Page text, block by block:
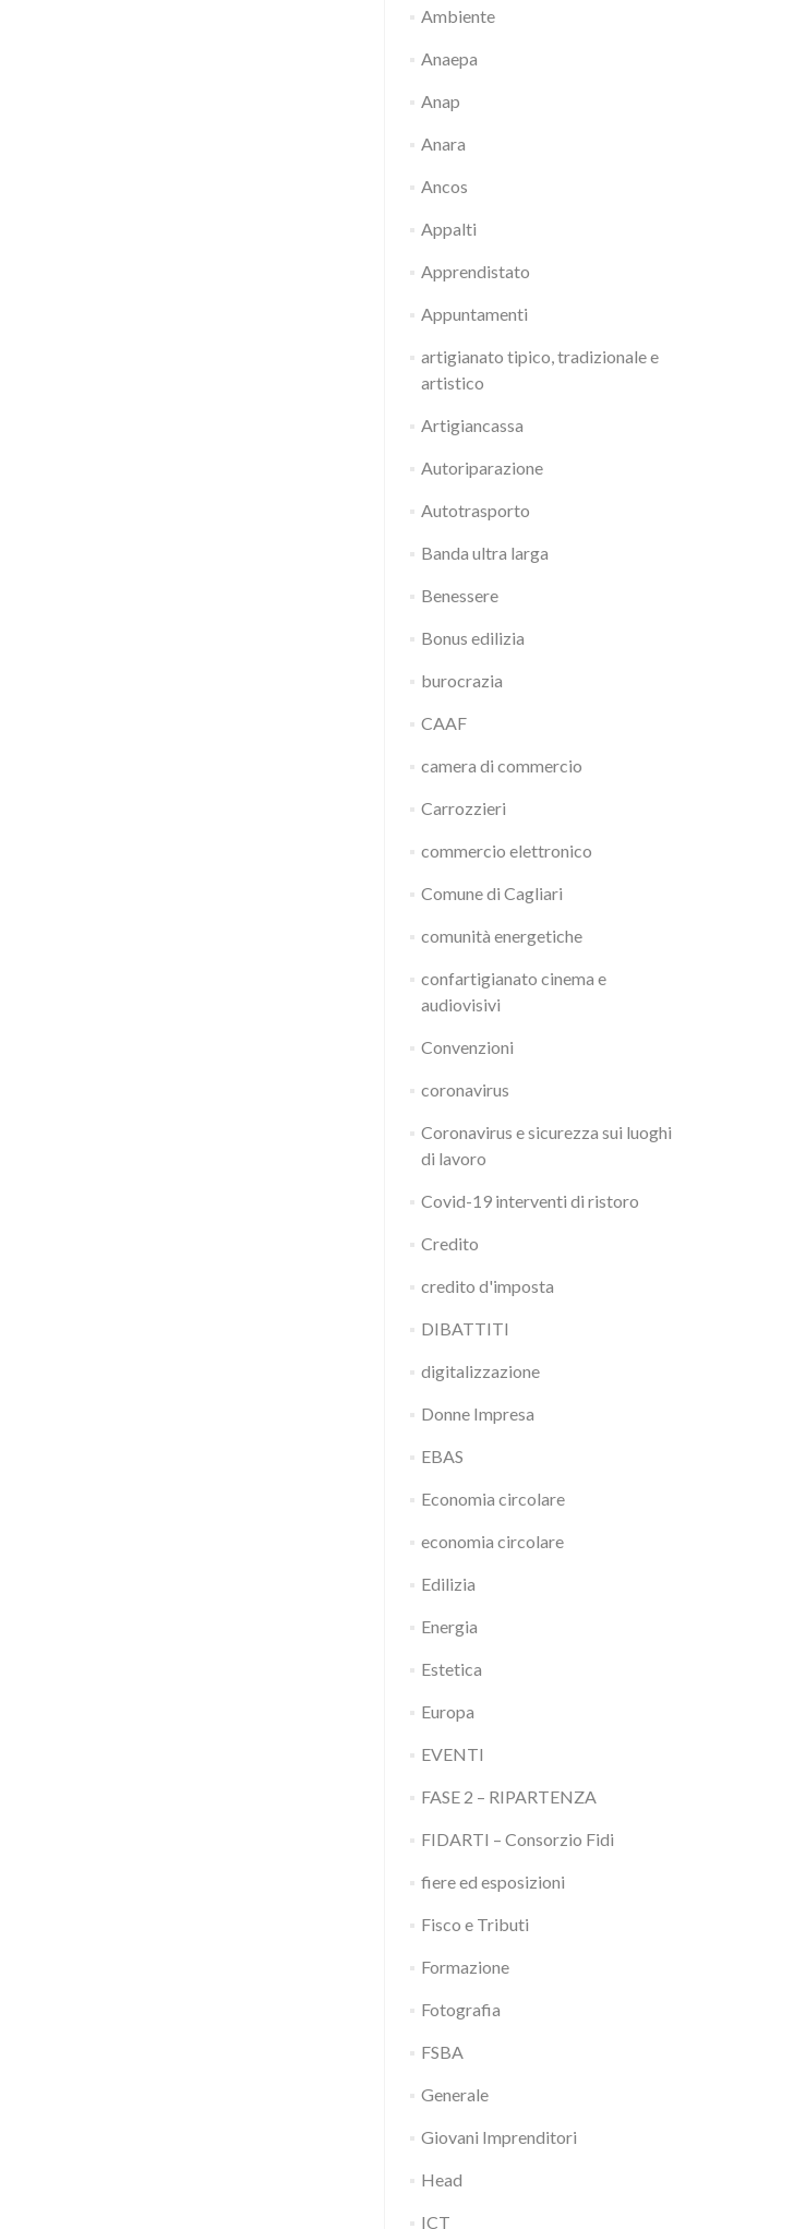
Ambiente
Anaepa
Anap
Anara
Ancos
Appalti
Apprendistato
Appuntamenti
artigianato tipico, tradizionale e
artistico
Artigiancassa
Autoriparazione
Autotrasporto
Banda ultra larga
Benessere
Bonus edilizia
burocrazia
CAAF
camera di commercio
Carrozzieri
commercio elettronico
Comune di Cagliari
comunità energetiche
confartigianato cinema e
audiovisivi
Convenzioni
coronavirus
Coronavirus e sicurezza sui luoghi
di lavoro
Covid-19 interventi di ristoro
Credito
credito d'imposta
DIBATTITI
digitalizzazione
Donne Impresa
EBAS
Economia circolare
economia circolare
Edilizia
Energia
Estetica
Europa
EVENTI
FASE 2 – RIPARTENZA
FIDARTI – Consorzio Fidi
fiere ed esposizioni
Fisco e Tributi
Formazione
Fotografia
FSBA
Generale
Giovani Imprenditori
Head
ICT